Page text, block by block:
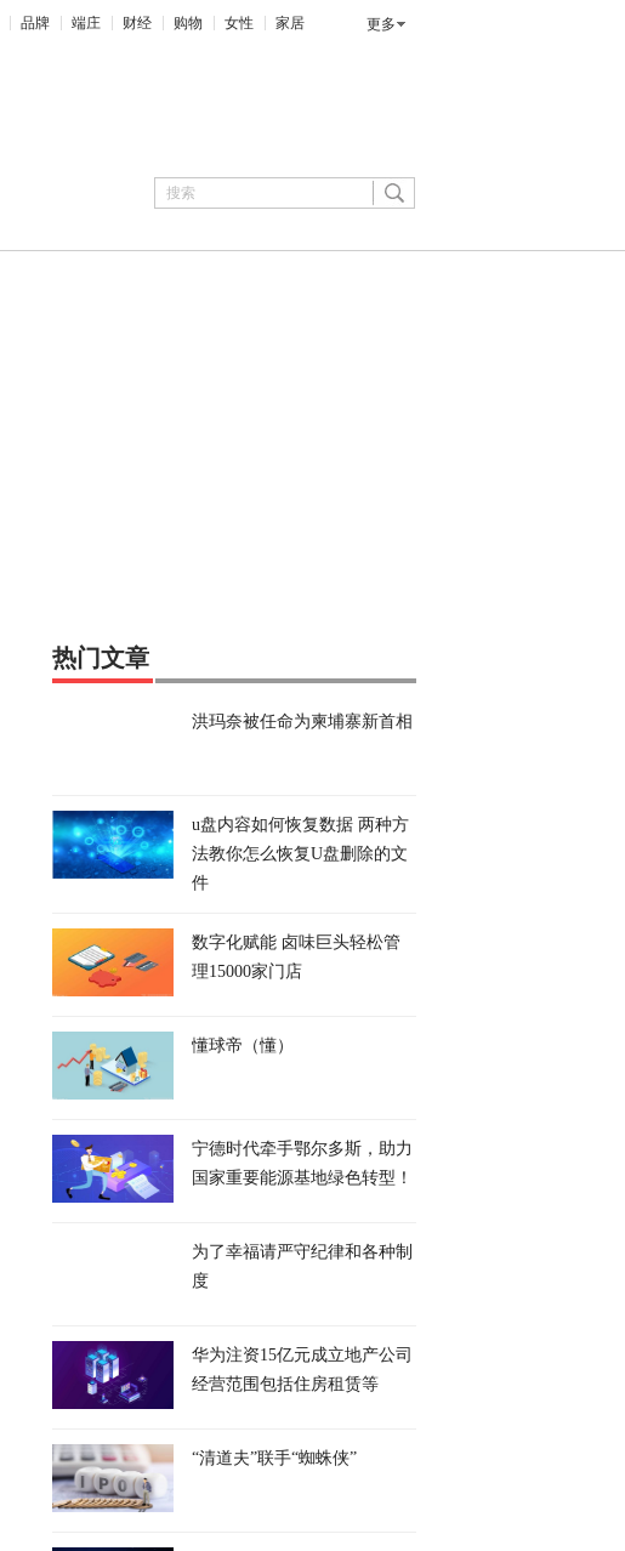
品牌 端庄 财经 购物 女性 家居 更多
热门文章
洪玛奈被任命为柬埔寨新首相
u盘内容如何恢复数据 两种方
法教你怎么恢复U盘删除的文
件
数字化赋能 卤味巨头轻松管
理15000家门店
懂球帝（懂）
宁德时代牵手鄂尔多斯，助力
国家重要能源基地绿色转型！
为了幸福请严守纪律和各种制
度
华为注资15亿元成立地产公司
经营范围包括住房租赁等
“清道夫”联手“蜘蛛侠”